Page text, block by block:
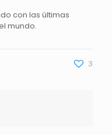
con las últimas
mundo.
3